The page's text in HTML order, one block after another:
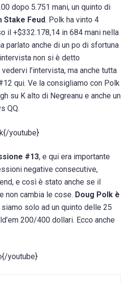
dopo 5.751 mani, un quinto di
Stake Feud. Polk ha vinto 4
il +$332.178,14 in 684 mani nella
parlato anche di un po di sfortuna
non si è detto
l’intervista, ma anche tutta
qui. Ve la consigliamo con Polk
su K alto di Negreanu e anche un
QQ.
youtube}
#13, e qui era importante
negative consecutive,
e così è stato anche se il
non cambia le cose. Doug Polk è
siamo solo ad un quinto delle 25
200/400 dollari. Ecco anche
youtube}